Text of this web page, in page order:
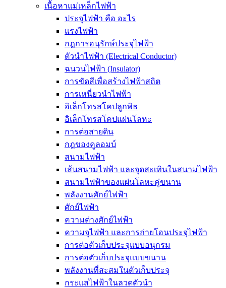
เนื้อหาแม่เหล็กไฟฟ้า
ประจุไฟฟ้า คือ อะไร
แรงไฟฟ้า
กฎการอนุรักษ์ประจุไฟฟ้า
ตัวนำไฟฟ้า (Electrical Conductor)
ฉนวนไฟฟ้า (Insulator)
การขัดสีเพื่อสร้างไฟฟ้าสถิต
การเหนี่ยวนำไฟฟ้า
อิเล็กโทรสโคปลูกพิธ
อิเล็กโทรสโคปแผ่นโลหะ
การต่อสายดิน
กฎของคูลอมบ์
สนามไฟฟ้า
เส้นสนามไฟฟ้า และจุดสะเทินในสนามไฟฟ้า
สนามไฟฟ้าของแผ่นโลหะคู่ขนาน
พลังงานศักย์ไฟฟ้า
ศักย์ไฟฟ้า
ความต่างศักย์ไฟฟ้า
ความจุไฟฟ้า และการถ่ายโอนประจุไฟฟ้า
การต่อตัวเก็บประจุแบบอนุกรม
การต่อตัวเก็บประจุแบบขนาน
พลังงานที่สะสมในตัวเก็บประจุ
กระแสไฟฟ้าในลวดตัวนำ